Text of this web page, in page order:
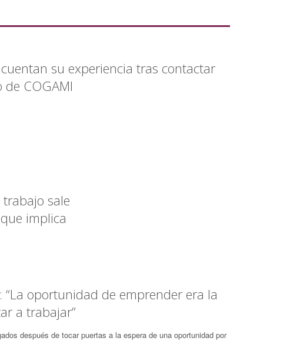
su experiencia tras contactar
COGAMI
sale
implica
“La oportunidad de emprender era la
a trabajar”
después de tocar puertas a la espera de una oportunidad por